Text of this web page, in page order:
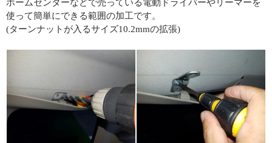
ホームセンターなどで売っている電動ドライバーやリーマーを
使って簡単にできる範囲の加工です。
(ターンナットが入るサイズ10.2mmの拡張)